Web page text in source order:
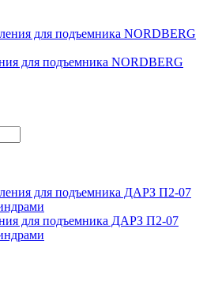
для подъемника NORDBERG
для подъемника ДАРЗ П2-07